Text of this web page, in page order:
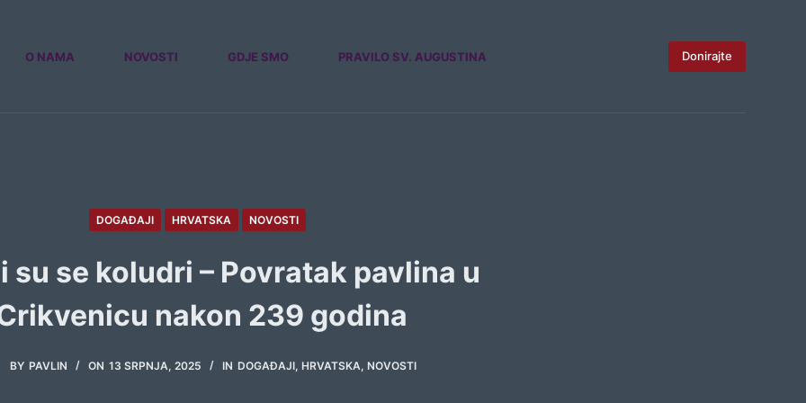
O NAMA NOVOSTI GDJE SMO PRAVILO SV. AUGUSTINA Donirajte
DOGAĐAJI HRVATSKA NOVOSTI
su se koludri – Povratak pavlina u
nakon 239 godina
BY PAVLIN ON 13 SRPNJA, 2025 IN DOGAĐAJI, HRVATSKA, NOVOSTI